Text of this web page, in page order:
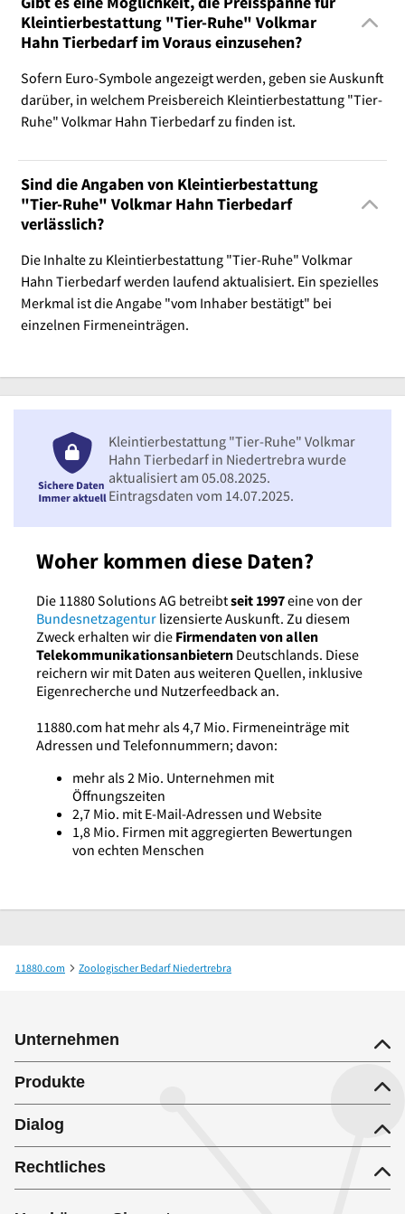
Kleintierbestattung "Tier-Ruhe" Volkmar
Hahn Tierbedarf im Voraus einzusehen?
Sofern Euro-Symbole angezeigt werden, geben sie Auskunft
darüber, in welchem Preisbereich Kleintierbestattung "Tier-
Ruhe" Volkmar Hahn Tierbedarf zu finden ist.
Sind die Angaben von Kleintierbestattung
"Tier-Ruhe" Volkmar Hahn Tierbedarf
verlässlich?
Die Inhalte zu Kleintierbestattung "Tier-Ruhe" Volkmar
Hahn Tierbedarf werden laufend aktualisiert. Ein spezielles
Merkmal ist die Angabe "vom Inhaber bestätigt" bei
einzelnen Firmeneinträgen.
Woher kommen diese Daten?
Die 11880 Solutions AG betreibtseit 1997eine von der
Bundesnetzagentur lizensierte Auskunft. Zu diesem
Zweck erhalten wir die Firmendaten von allen
Telekommunikationsanbietern Deutschlands. Diese
reichern wir mit Daten aus weiteren Quellen, inklusive
Eigenrecherche und Nutzerfeedback an.
11880.com hat mehr als 4,7 Mio. Firmeneinträge mit
Adressen und Telefonnummern; davon:
mehr als 2 Mio. Unternehmen mit
Öffnungszeiten
2,7 Mio. mit E-Mail-Adressen und Website
1,8 Mio. Firmen mit aggregierten Bewertungen
von echten Menschen
Kleintierbestattung "Tier-Ruhe" Volkmar
Hahn Tierbedarf in Niedertrebra wurde
aktualisiert am 05.08.2025.
Eintragsdaten vom 14.07.2025.
11880.com
Zoologischer Bedarf Niedertrebra
Unternehmen
Produkte
Dialog
Rechtliches